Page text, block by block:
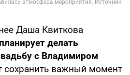
Даша Квиткова
делать
с Владимиром
сохранить важный момент